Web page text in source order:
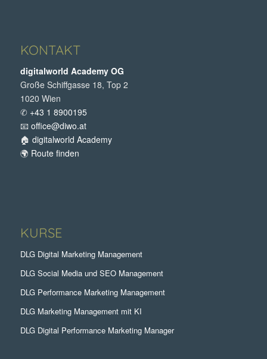
KONTAKT
digitalworld Academy OG
Große Schiffgasse 18, Top 2
1020 Wien
✆ +43 1 8900195
📧 office@diwo.at
🏠 digitalworld Academy
🌍 Route finden
KURSE
DLG Digital Marketing Management
DLG Social Media und SEO Management
DLG Performance Marketing Management
DLG Marketing Management mit KI
DLG Digital Performance Marketing Manager